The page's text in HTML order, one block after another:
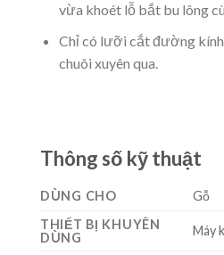
vừa khoét lỗ bắt bu lông
Chỉ có lưỡi cắt đường
chuôi xuyên qua.
Thông số kỹ thuật
DÙNG CHO
Gỗ
THIẾT BỊ KHUYÊN
DÙNG
Máy